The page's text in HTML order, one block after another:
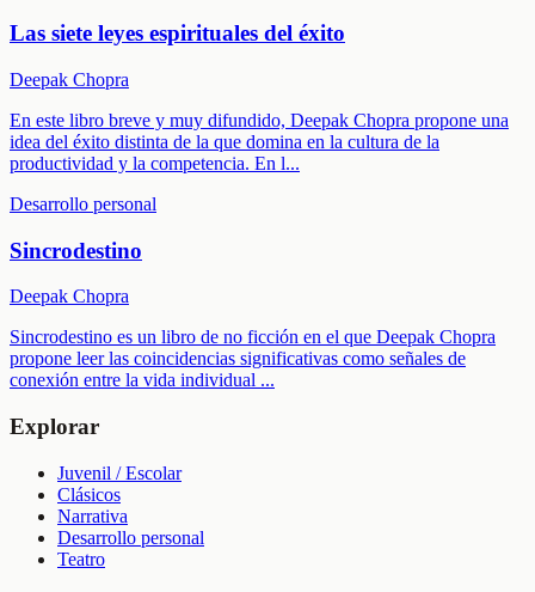
Las siete leyes espirituales del éxito
Deepak Chopra
En este libro breve y muy difundido, Deepak Chopra propone una
idea del éxito distinta de la que domina en la cultura de la
productividad y la competencia. En l...
Desarrollo personal
Sincrodestino
Deepak Chopra
Sincrodestino es un libro de no ficción en el que Deepak Chopra
propone leer las coincidencias significativas como señales de
conexión entre la vida individual ...
Explorar
Juvenil / Escolar
Clásicos
Narrativa
Desarrollo personal
Teatro